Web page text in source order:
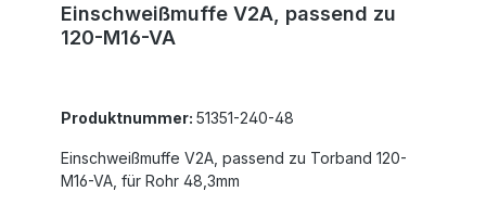
Einschweißmuffe V2A, passend zu
120-M16-VA
Produktnummer: 51351-240-48
Einschweißmuffe V2A, passend zu Torband 120-
M16-VA, für Rohr 48,3mm